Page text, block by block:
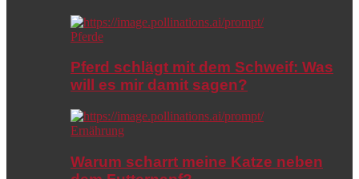
Pferde
Pferd schlägt mit dem Schweif: Was
will es mir damit sagen?
Ernährung
Warum scharrt meine Katze neben